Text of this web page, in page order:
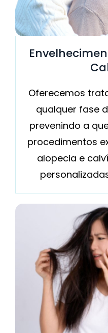
Oferecemos
qualquer fase
prevenindo a
procedimentos
alopecia e